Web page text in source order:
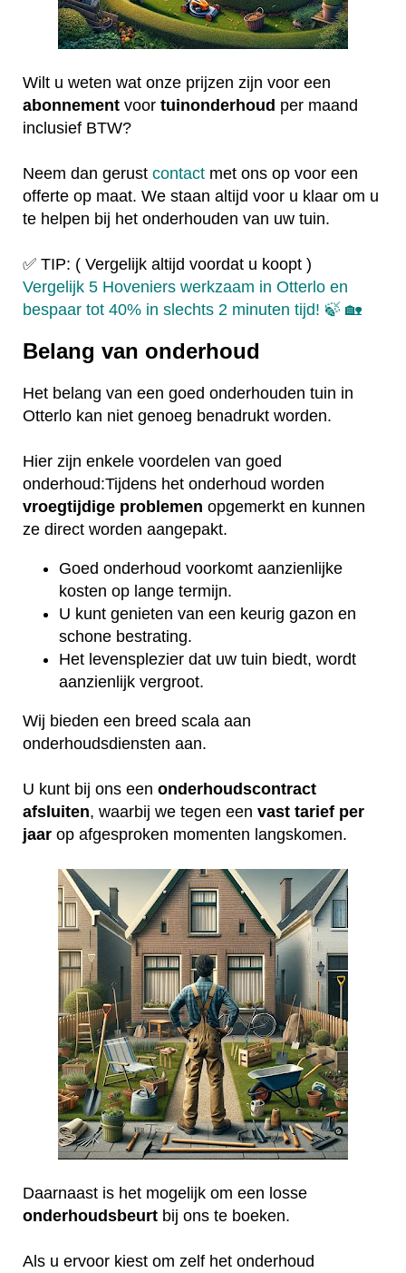
Wilt u weten wat onze prijzen zijn voor een
abonnement voor tuinonderhoud per maand
inclusief BTW?
Neem dan gerust contact met ons op voor een
offerte op maat. We staan altijd voor u klaar om u
te helpen bij het onderhouden van uw tuin.
✅ TIP: ( Vergelijk altijd voordat u koopt )
Vergelijk 5 Hoveniers werkzaam in Otterlo en
bespaar tot 40% in slechts 2 minuten tijd! 🍃 🏡
Belang van onderhoud
Het belang van een goed onderhouden tuin in
Otterlo kan niet genoeg benadrukt worden.
Hier zijn enkele voordelen van goed
onderhoud:Tijdens het onderhoud worden
vroegtijdige problemen opgemerkt en kunnen
ze direct worden aangepakt.
Goed onderhoud voorkomt aanzienlijke
kosten op lange termijn.
U kunt genieten van een keurig gazon en
schone bestrating.
Het levensplezier dat uw tuin biedt, wordt
aanzienlijk vergroot.
Wij bieden een breed scala aan
onderhoudsdiensten aan.
U kunt bij ons een onderhoudscontract
afsluiten, waarbij we tegen een vast tarief per
jaar op afgesproken momenten langskomen.
Daarnaast is het mogelijk om een losse
onderhoudsbeurt bij ons te boeken.
Als u ervoor kiest om zelf het onderhoud